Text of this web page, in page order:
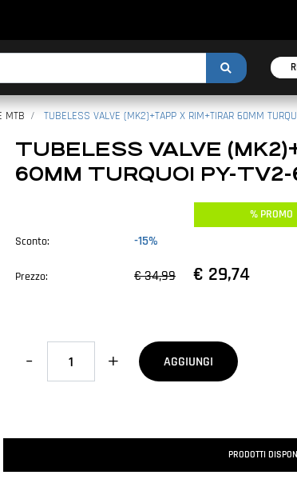
gli altri filtri disponibili.
MTB TUBELESS VALVE (MK2)+TAPP X RIM+TIRAR 60MM
TUBELESS VALVE
60MM TURQUOI PY-
% PROMO
Sconto:
-15%
Prezzo: € 34,99 € 29,74
Quantità
AGGIUNGI
PRODOTTI